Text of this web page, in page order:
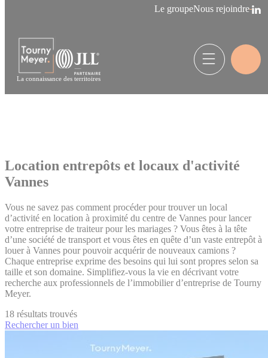
Le groupeNous rejoindre
La connaissance des territoires
Location entrepôts et locaux d'activité
Vannes
Vous ne savez pas comment procéder pour trouver un local
d’activité en location à proximité du centre de Vannes pour lancer
votre entreprise de traiteur pour les mariages ? Vous êtes à la tête
d’une société de transport et vous êtes en quête d’un vaste entrepôt à
louer à Vannes pour pouvoir acquérir de nouveaux camions ?
Chaque entreprise exprime des besoins qui lui sont propres selon sa
taille et son domaine. Simplifiez-vous la vie en décrivant votre
recherche aux professionnels de l’immobilier d’entreprise de Tourny
Meyer.
18 résultats trouvés
Rechercher un bien